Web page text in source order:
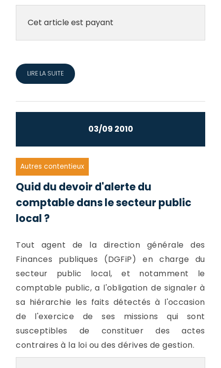
Cet article est payant
LIRE LA SUITE
03/09 2010
Autres contentieux
Quid du devoir d'alerte du
comptable dans le secteur public
local ?
Tout agent de la direction générale des
Finances publiques (DGFiP) en charge du
secteur public local, et notamment le
comptable public, a l'obligation de signaler à
sa hiérarchie les faits détectés à l'occasion
de l'exercice de ses missions qui sont
susceptibles de constituer des actes
contraires à la loi ou des dérives de gestion.